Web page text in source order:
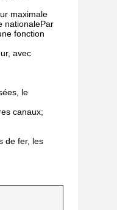
maximale
nationalePar
fonction
avec
le
canaux;
de fer, les